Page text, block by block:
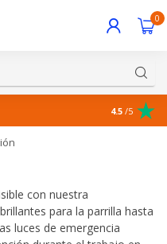
0
¡Excelente
4.5 /5
con nuestra
para la parrilla hasta
luces de emergencia